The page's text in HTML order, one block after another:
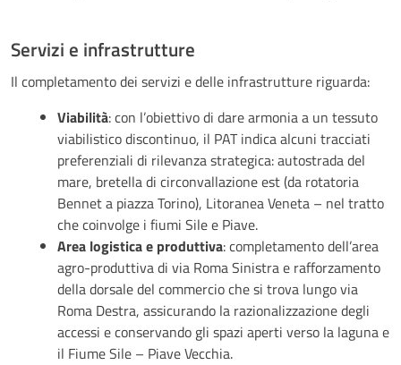
Servizi e infrastrutture
Il completamento dei servizi e delle infrastrutture riguarda:
Viabilità: con l’obiettivo di dare armonia a un tessuto
viabilistico discontinuo, il PAT indica alcuni tracciati
preferenziali di rilevanza strategica: autostrada del
mare, bretella di circonvallazione est (da rotatoria
Bennet a piazza Torino), Litoranea Veneta – nel tratto
che coinvolge i fiumi Sile e Piave.
Area logistica e produttiva: completamento dell’area
agro-produttiva di via Roma Sinistra e rafforzamento
della dorsale del commercio che si trova lungo via
Roma Destra, assicurando la razionalizzazione degli
accessi e conservando gli spazi aperti verso la laguna e
il Fiume Sile – Piave Vecchia.